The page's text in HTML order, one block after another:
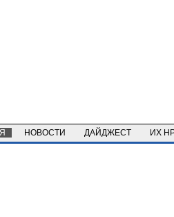
НОВОСТИ ДАЙДЖЕСТ ИХ